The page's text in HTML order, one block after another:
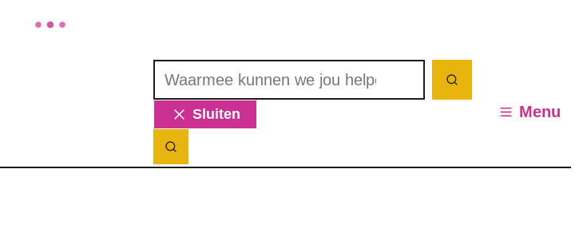
Waarmee kunnen we jou helpen? Wat zoek je?
Zoeken
Sluiten
Zoek tonen / verbergen
Menu